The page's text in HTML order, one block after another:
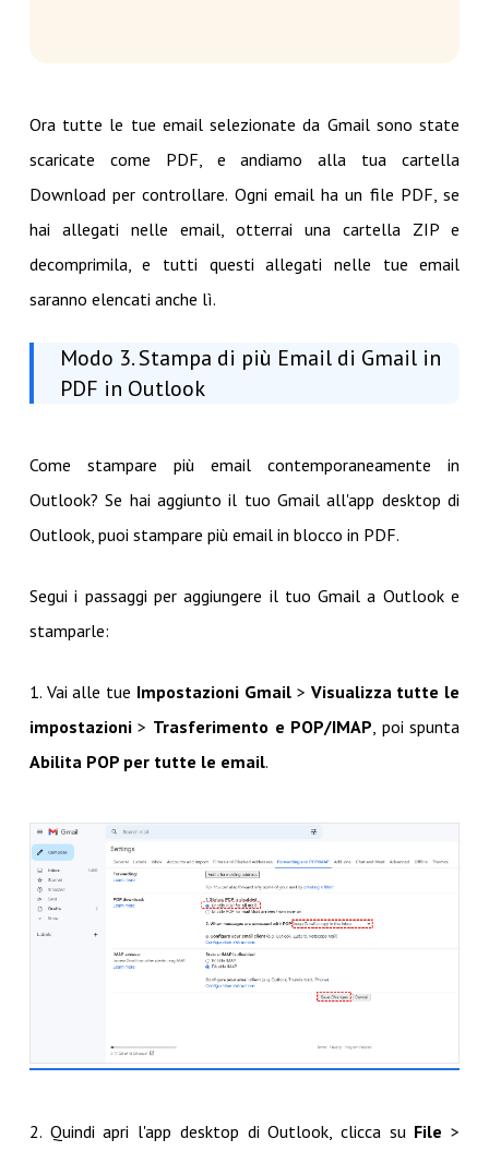
Ora tutte le tue email selezionate da Gmail sono state
scaricate come PDF, e andiamo alla tua cartella
Download per controllare. Ogni email ha un file PDF, se
hai allegati nelle email, otterrai una cartella ZIP e
decomprimila, e tutti questi allegati nelle tue email
saranno elencati anche lì.
Modo 3. Stampa di più Email di Gmail in
PDF in Outlook
Come stampare più email contemporaneamente in
Outlook? Se hai aggiunto il tuo Gmail all'app desktop di
Outlook, puoi stampare più email in blocco in PDF.
Segui i passaggi per aggiungere il tuo Gmail a Outlook e
stamparle:
1. Vai alle tue Impostazioni Gmail> Visualizza tutte le
impostazioni> Trasferimento e POP/IMAP, poi spunta
Abilita POP per tutte le email.
2. Quindi apri l'app desktop di Outlook, clicca su File >